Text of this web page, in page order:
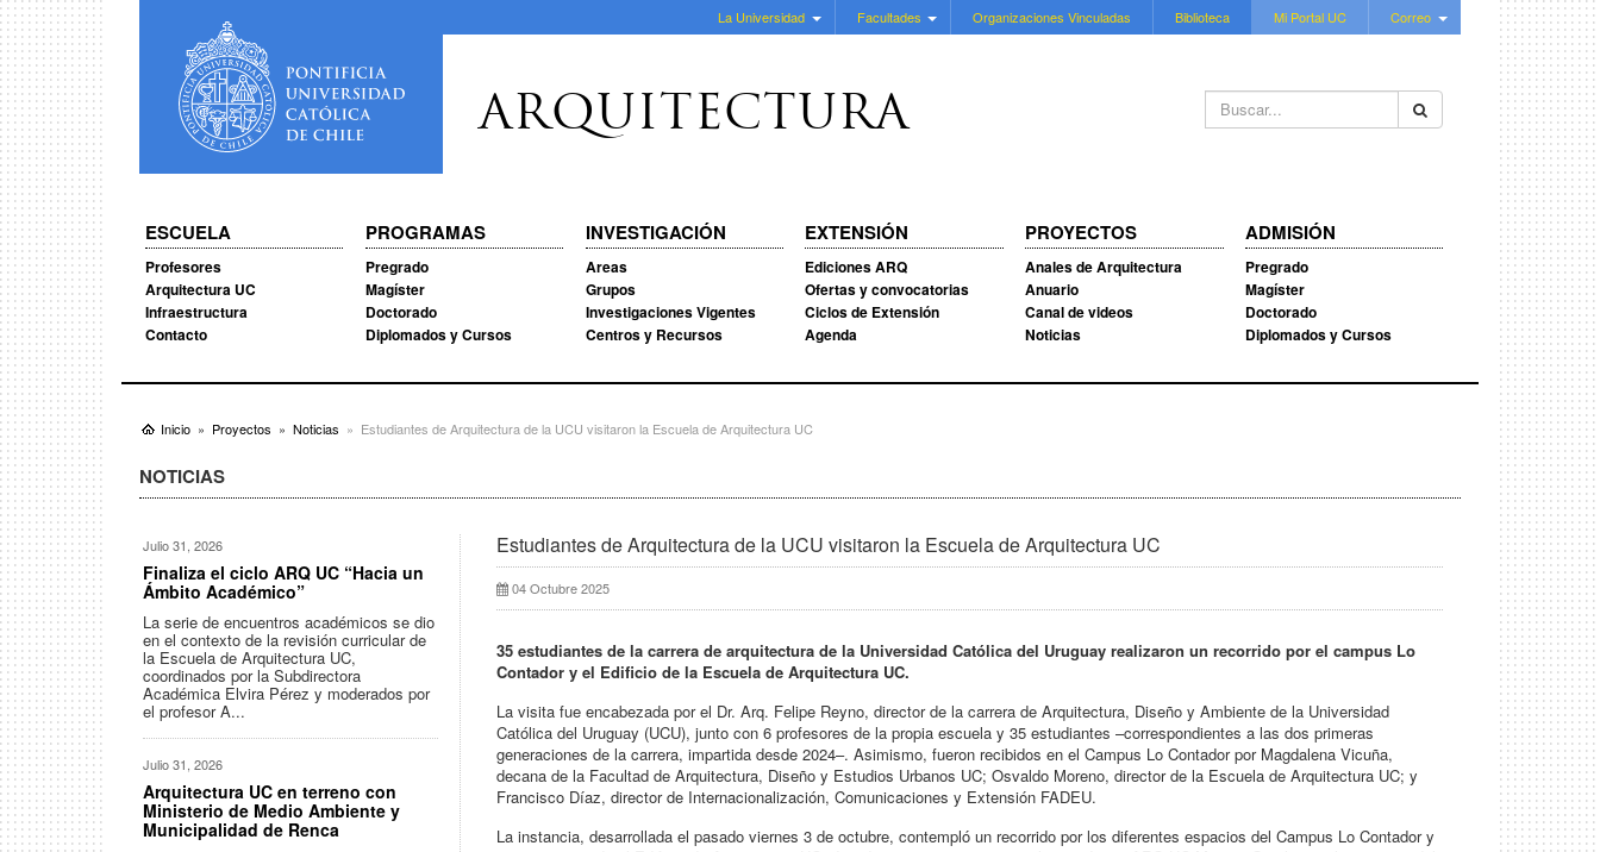
La Universidad Facultades Organizaciones Vinculadas Biblioteca Mi Portal UC Correo
Buscar...
ARQUITECTURA
ESCUELA
Profesores
Arquitectura UC
Infraestructura
Contacto
PROGRAMAS
Pregrado
Magíster
Doctorado
Diplomados y Cursos
INVESTIGACIÓN
Areas
Grupos
Investigaciones Vigentes
Centros y Recursos
EXTENSIÓN
Ediciones ARQ
Ofertas y convocatorias
Ciclos de Extensión
Agenda
PROYECTOS
Anales de Arquitectura
Anuario
Canal de videos
Noticias
ADMISIÓN
Pregrado
Magíster
Doctorado
Diplomados y Cursos
Inicio Proyectos Noticias Estudiantes de Arquitectura de la UCU visitaron la Escuela de Arquitectura UC
NOTICIAS
Estudiantes de Arquitectura de la UCU visitaron la Escuela de Arquitectura UC
04 Octubre 2025
35 estudiantes de la carrera de arquitectura de la Universidad Católica del Uruguay realizaron un recorrido por el campus Lo
Contador y el Edificio de la Escuela de Arquitectura UC.
La visita fue encabezada por el Dr. Arq. Felipe Reyno, director de la carrera de Arquitectura, Diseño y Ambiente de la Universidad
Católica del Uruguay (UCU), junto con 6 profesores de la propia escuela y 35 estudiantes –correspondientes a las dos primeras
generaciones de la carrera, impartida desde 2024–. Asimismo, fueron recibidos en el Campus Lo Contador por Magdalena Vicuña,
decana de la Facultad de Arquitectura, Diseño y Estudios Urbanos UC; Osvaldo Moreno, director de la Escuela de Arquitectura UC; y
Francisco Díaz, director de Internacionalización, Comunicaciones y Extensión FADEU.
La instancia, desarrollada el pasado viernes 3 de octubre, contempló un recorrido por los diferentes espacios del Campus Lo Contador y
Julio 31, 2026
Finaliza el ciclo ARQ UC “Hacia un
Ámbito Académico”
La serie de encuentros académicos se dio
en el contexto de la revisión curricular de
la Escuela de Arquitectura UC,
coordinados por la Subdirectora
Académica Elvira Pérez y moderados por
el profesor A...
Julio 31, 2026
Arquitectura UC en terreno con
Ministerio de Medio Ambiente y
Municipalidad de Renca